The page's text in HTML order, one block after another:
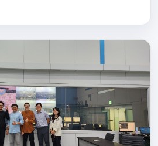
Markany Solution, Mr. G